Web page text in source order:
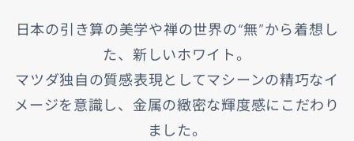
日本の引き算の美学や禅の世界の“無”から着想し
た、新しいホワイト。
マツダ独自の質感表現としてマシーンの精巧なイ
メージを意識し、金属の緻密な輝度感にこだわり
ました。